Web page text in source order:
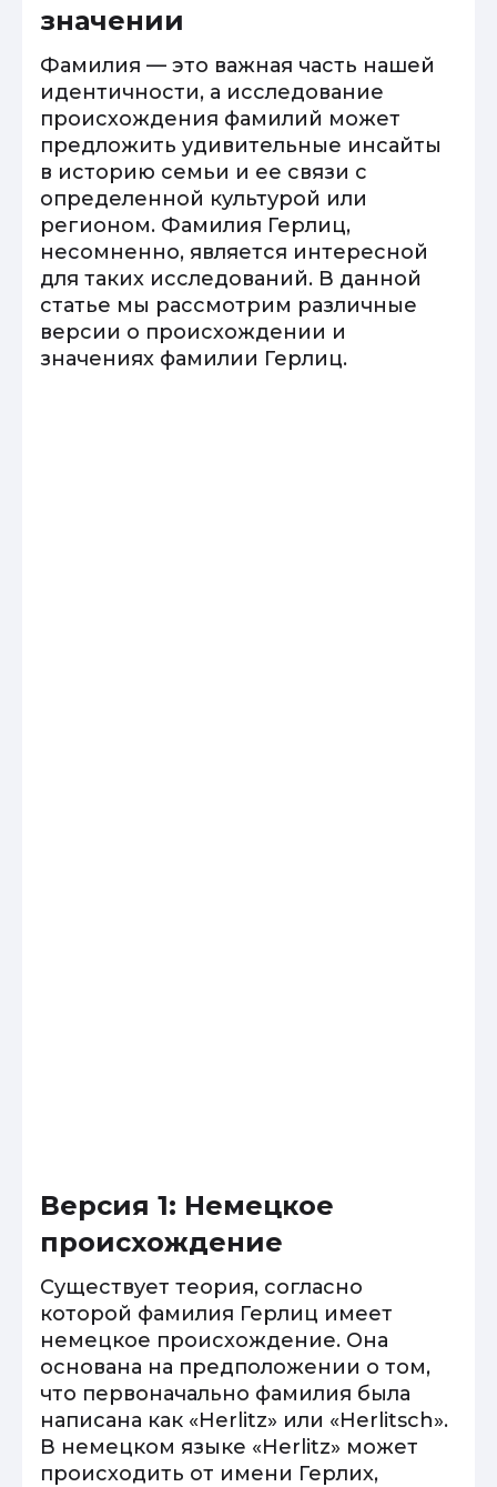
значении
Фамилия — это важная часть нашей
идентичности, а исследование
происхождения фамилий может
предложить удивительные инсайты
в историю семьи и ее связи с
определенной культурой или
регионом. Фамилия Герлиц,
несомненно, является интересной
для таких исследований. В данной
статье мы рассмотрим различные
версии о происхождении и
значениях фамилии Герлиц.
Версия 1: Немецкое
происхождение
Существует теория, согласно
которой фамилия Герлиц имеет
немецкое происхождение. Она
основана на предположении о том,
что первоначально фамилия была
написана как «Herlitz» или «Herlitsch».
В немецком языке «Herlitz» может
происходить от имени Герлих,